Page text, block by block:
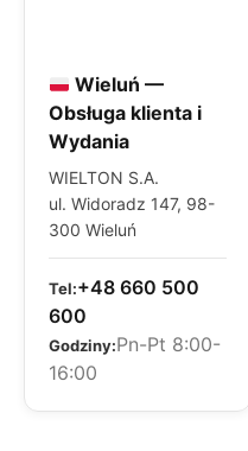
Wieluń —
Obsługa klienta i
Wydania
WIELTON S.A.
ul. Widoradz 147, 98-
300 Wieluń
Tel:+48 660 500
600
Godziny:Pn-Pt 8:00-
16:00